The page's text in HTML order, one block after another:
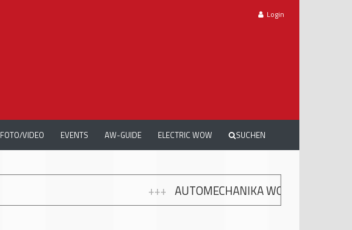
Login
FOTO/VIDEO EVENTS AW-GUIDE ELECTRIC WOW SUCHEN
AUTOMECHANIKA WORKSHOPS: GRATIS WEITERBILDUNG